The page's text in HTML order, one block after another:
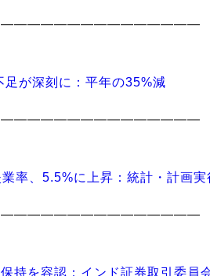
足が深刻に：平年の35%減
率、5.5%に上昇：統計・計画実
持を容認：インド証券取引委員